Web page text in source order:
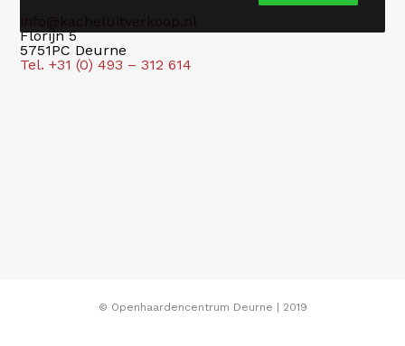
Florijn 5
5751PC Deurne
Tel. +31 (0) 493 – 312 614
© Openhaardencentrum Deurne | 2019